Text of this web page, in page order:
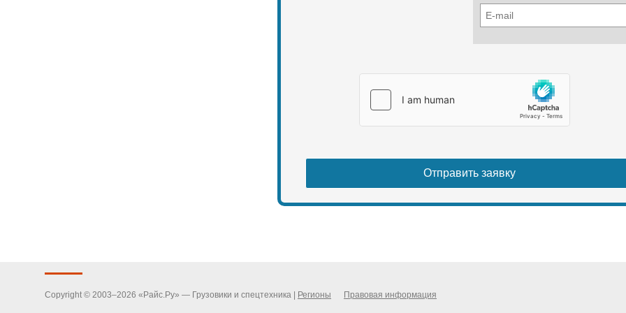
Copyright © 2003–2026 «Райс.Ру» — Грузовики и спецтехника | Регионы Правовая информация